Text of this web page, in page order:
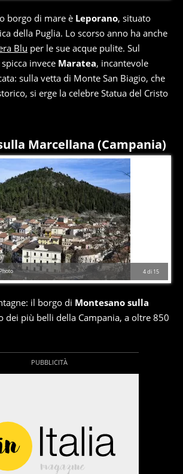
borgo di mare è Leporano, situato
della Puglia. Lo scorso anno ha anche
Blu per le sue acque pulite. Sul
invece Maratea, incantevole
sulla vetta di Monte San Biagio, che
si erge la celebre Statua del Cristo
Marcellana (Campania)
4di 15
il borgo di Montesano sulla
dei più belli della Campania, a oltre 850